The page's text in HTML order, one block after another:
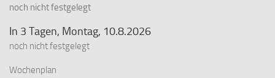
noch nicht festgelegt
In 3 Tagen, Montag, 10.8.2026
noch nicht festgelegt
Wochenplan